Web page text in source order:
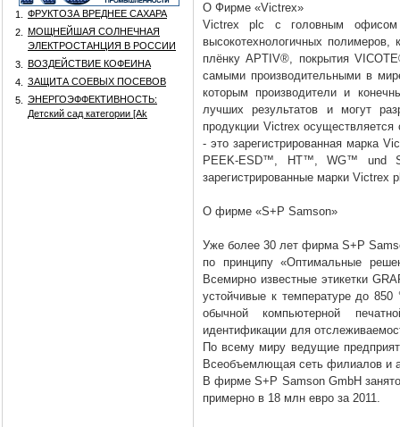
1.
ФРУКТОЗА ВРЕДНЕЕ САХАРА
2.
МОЩНЕЙШАЯ СОЛНЕЧНАЯ
ЭЛЕКТРОСТАНЦИЯ В РОССИИ
3.
ВОЗДЕЙСТВИЕ КОФЕИНА
4.
ЗАЩИТА СОЕВЫХ ПОСЕВОВ
5.
ЭНЕРГОЭФФЕКТИВНОСТЬ:
Детский сад категории [Аk
О Фирме «Victrex»
Victrex plc с головным офисом
высокотехнологичных
плёнку APTIV®, покрытия
самыми производительными в
которым производители и
лучших результатов и могут
продукции Victrex
- это зарегистрированная марка
PEEK-ESD™, HT™, WG™ und
зарегистрированные марки
О фирме «S+P Samson»
Уже более 30 лет фирма S+P
по принципу «Оптимальные
Всемирно известные этикетки
устойчивые к температуре до850
обычной компьютерной
идентификации для
По всему миру ведущие
Всеобъемлющая сеть филиалов и
В фирме S+P Samson GmbH
примерно в 18 млн евро за 2011.